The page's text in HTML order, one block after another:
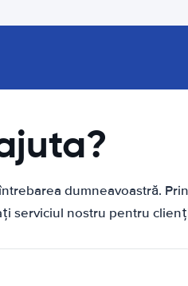
dumneavoastră.
serviciul nostru pentru